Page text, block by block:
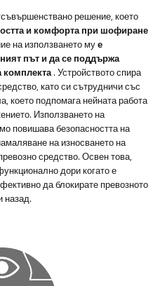
решение, което
и комфорта при шофиране
на използването муе
път и да се поддържа
комплекта. Устройството спира
като си сътрудничи със
което подпомага нейната работа
Използването на
повишава безопасността на
на износването на
средство. Освен това,
дори когато е
да блокирате превозното
назад.